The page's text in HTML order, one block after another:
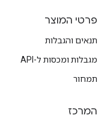
פרטי המוצר
תנאים והגבלות
מגבלות ומכסות ל-API
תמחור
המרכז